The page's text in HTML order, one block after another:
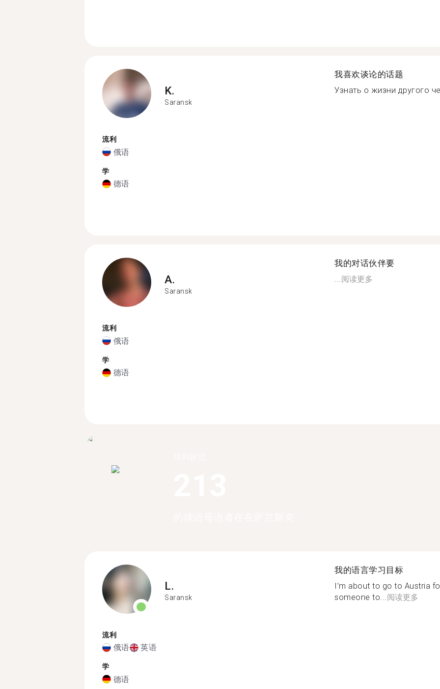
K.
Saransk
流利
俄语
学
德语
我喜欢谈论的话题
Узнать о жизни другого
A.
Saransk
流利
俄语
学
德语
我的对话伙伴要
...阅读更多
L.
Saransk
流利
俄语 英语
学
德语
我的语言学习目标
I’m about to go to Austria
someone to... 阅读更多